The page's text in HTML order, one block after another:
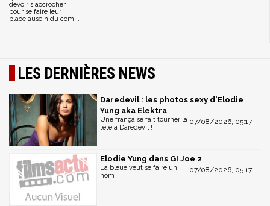
devoir s'accrocher
pour se faire leur
place ausein du com...
LES DERNIÈRES NEWS
Daredevil : les photos sexy d'Elodie
Yung aka Elektra
07/08/2026, 05:17
Une française fait tourner la
tête à Daredevil !
Elodie Yung dans GI Joe 2
07/08/2026, 05:17
La bleue veut se faire un
nom